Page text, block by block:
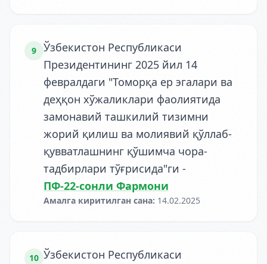
9
Ўзбекистон Республикаси
Президентининг 2025 йил 14
февралдаги "Томорқа ер эгалари ва
деҳқон хўжаликлари фаолиятида
замонавий ташкилий тизимни
жорий қилиш ва молиявий қўллаб-
қувватлашнинг қўшимча чора-
тадбирлари тўғрисида"ги -
ПФ-22-сонли Фармони
Амалга киритилган сана: 14.02.2025
10 Ўзбекистон Республикаси